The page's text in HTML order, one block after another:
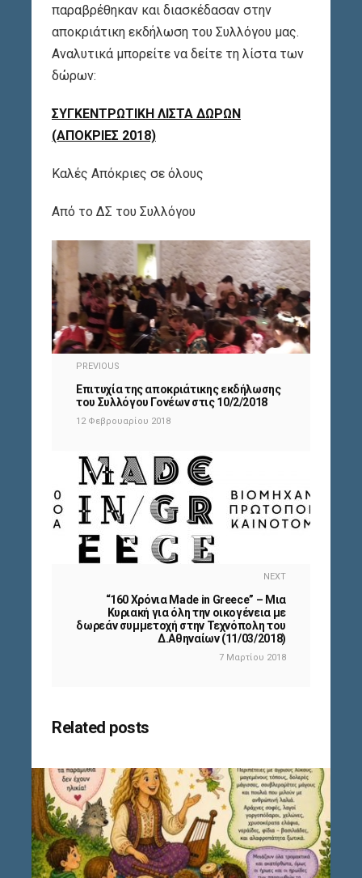
παραβρέθηκαν και διασκέδασαν στην
αποκριάτικη εκδήλωση του Συλλόγου μας.
Αναλυτικά μπορείτε να δείτε τη λίστα των
δώρων:
ΣΥΓΚΕΝΤΡΩΤΙΚΗ ΛΙΣΤΑ ΔΩΡΩΝ
(ΑΠΟΚΡΙΕΣ 2018)
Καλές Απόκριες σε όλους
Από το ΔΣ του Συλλόγου
PREVIOUS
Επιτυχία της αποκριάτικης εκδήλωσης
του Συλλόγου Γονέων στις 10/2/2018
12 Φεβρουαρίου 2018
NEXT
“160 Χρόνια Made in Greece” – Μια
Κυριακή για όλη την οικογένεια με
δωρεάν συμμετοχή στην Τεχνόπολη του
Δ.Αθηναίων (11/03/2018)
7 Μαρτίου 2018
Related posts